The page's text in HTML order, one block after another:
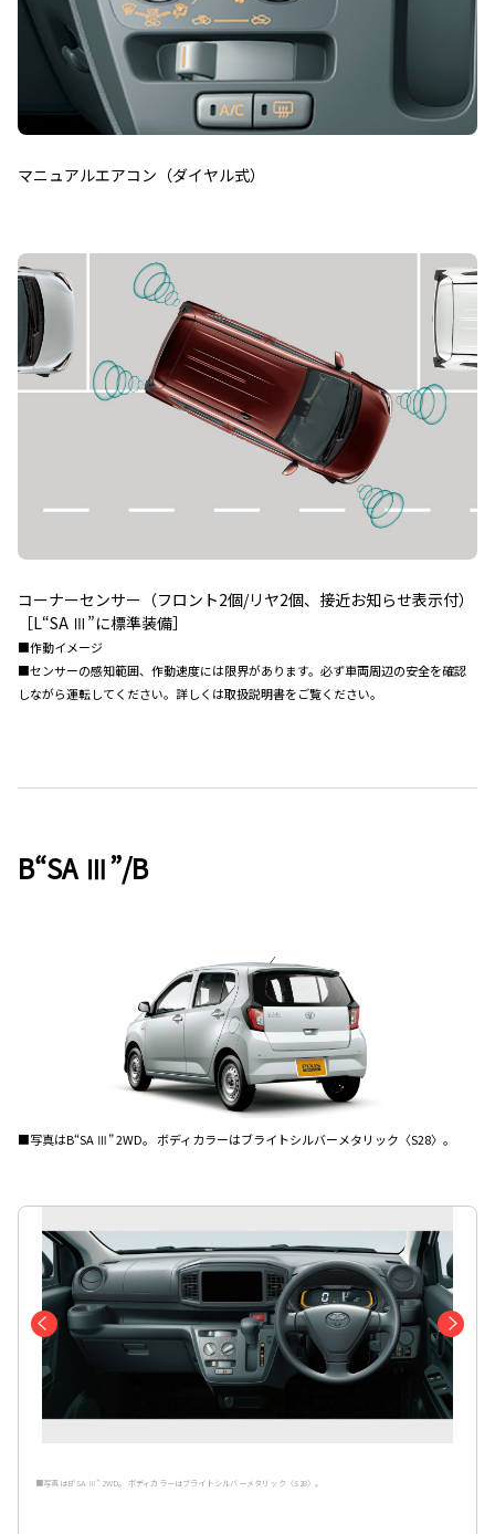
マニュアルエアコン（ダイヤル式）
コーナーセンサー（フロント2個/リヤ2個、接近お知らせ表示付）
［L“SA Ⅲ”に標準装備］
■作動イメージ
■センサーの感知範囲、作動速度には限界があります。必ず車両周辺の安全を確認
しながら運転してください。詳しくは取扱説明書をご覧ください。
B“SA Ⅲ”/B
■写真はB“SA Ⅲ” 2WD。 ボディカラーはブライトシルバーメタリック〈S28〉。
■写真はB“SA Ⅲ” 2WD。 ボディカラーはブライトシルバーメタリック〈S28〉。